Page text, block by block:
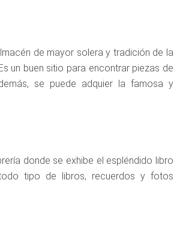
de mayor solera y tradición de la
un buen sitio para encontrar piezas de
se puede adquier la famosa y
donde se exhibe el espléndido libro
tipo de libros, recuerdos y fotos